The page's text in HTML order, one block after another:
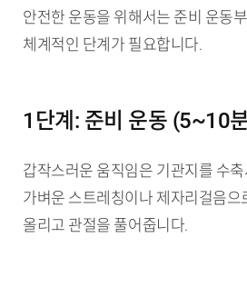
안전한 운동을 위해서는 준비 운동
체계적인 단계가 필요합니다.
1단계: 준비 운동 (5~10
갑작스러운 움직임은 기관지를 수
가벼운 스트레칭이나 제자리걸음으
올리고 관절을 풀어줍니다.